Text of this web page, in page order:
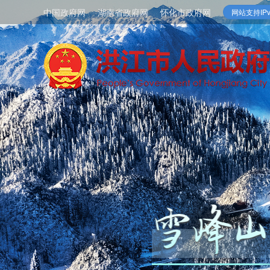
中国政府网 湖南省政府网 怀化市政府网 网站支持